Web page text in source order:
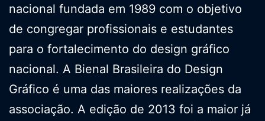
nacional fundada em 1989 com o objetivo
de congregar profissionais e estudantes
para o fortalecimento do design gráfico
nacional. A Bienal Brasileira do Design
Gráfico é uma das maiores realizações da
associação. A edição de 2013 foi a maior já